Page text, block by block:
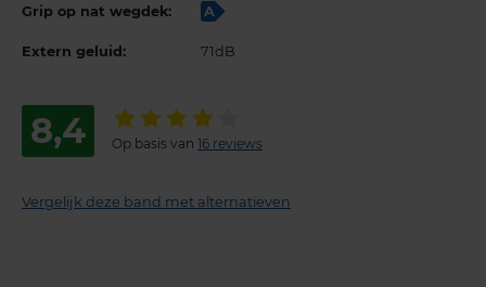
Grip op nat wegdek: A
Extern geluid: 71dB
8,4 Op basis van 16 reviews
Vergelijk deze band met alternatieven